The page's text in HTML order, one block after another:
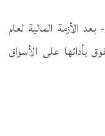
المالية لعام
بأدائها على الأسواق